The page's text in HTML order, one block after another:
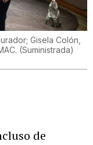
Gisela Colón,
(Suministrada)
de